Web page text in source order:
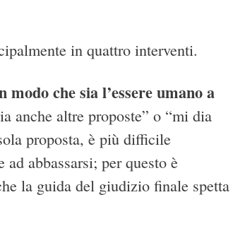
in quattro interventi.
che sia l’essere umano a
anche altre proposte” o “mi dia
proposta, è più difficile
abbassarsi; per questo è
la guida del giudizio finale spetta